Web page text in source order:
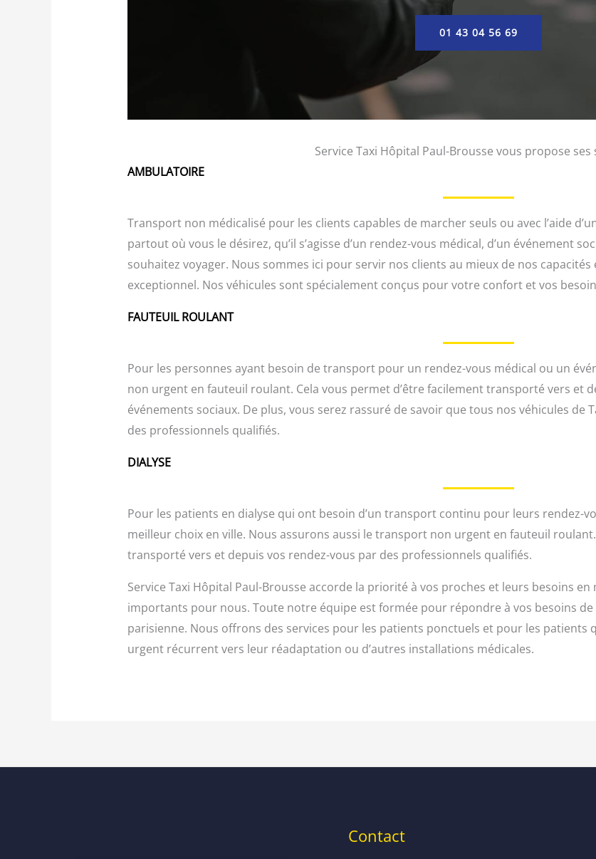
01 43 04 56 69
Service Taxi Hôpital Paul-Brousse vous propose ses
AMBULATOIRE
Transport non médicalisé pour les clients capables de marcher seuls ou avec l’aide
partout où vous le désirez, qu’il s’agisse d’un rendez-vous médical, d’un événement
souhaitez voyager. Nous sommes ici pour servir nos clients au mieux de nos
exceptionnel. Nos véhicules sont spécialement conçus pour votre confort et vos
FAUTEUIL ROULANT
Pour les personnes ayant besoin de transport pour un rendez-vous médical ou un
non urgent en fauteuil roulant. Cela vous permet d’être facilement transporté vers et
événements sociaux. De plus, vous serez rassuré de savoir que tous nos véhicules de
des professionnels qualifiés.
DIALYSE
Pour les patients en dialyse qui ont besoin d’un transport continu pour leurs rendez-
meilleur choix en ville. Nous assurons aussi le transport non urgent en fauteuil
transporté vers et depuis vos rendez-vous par des professionnels qualifiés.
Service Taxi Hôpital Paul-Brousse accorde la priorité à vos proches et leurs besoins
importants pour nous. Toute notre équipe est formée pour répondre à vos besoins
parisienne. Nous offrons des services pour les patients ponctuels et pour les patients
urgent récurrent vers leur réadaptation ou d’autres installations médicales.
Contact